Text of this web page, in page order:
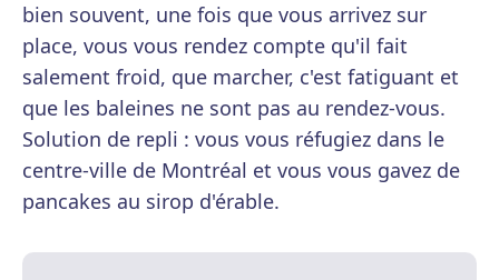
bien souvent, une fois que vous arrivez sur
place, vous vous rendez compte qu'il fait
salement froid, que marcher, c'est fatiguant et
que les baleines ne sont pas au rendez-vous.
Solution de repli : vous vous réfugiez dans le
centre-ville de Montréal et vous vous gavez de
pancakes au sirop d'érable.